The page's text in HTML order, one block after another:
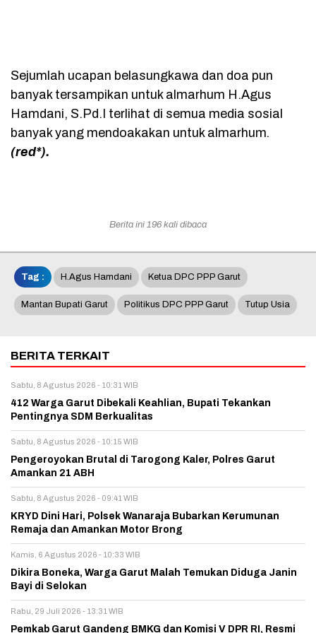
Sejumlah ucapan belasungkawa dan doa pun
banyak tersampikan untuk almarhum H.Agus
Hamdani, S.Pd.I terlihat di semua media sosial
banyak yang mendoakakan untuk almarhum.
(red*).
Berita ini 196 kali dibaca
Tag : H.Agus Hamdani Ketua DPC PPP Garut
Mantan Bupati Garut Politikus DPC PPP Garut Tutup Usia
BERITA TERKAIT
Sabtu, 8 Agustus 2026 - 10:31 WIB
412 Warga Garut Dibekali Keahlian, Bupati Tekankan
Pentingnya SDM Berkualitas
Sabtu, 8 Agustus 2026 - 10:15 WIB
Pengeroyokan Brutal di Tarogong Kaler, Polres Garut
Amankan 21 ABH
Sabtu, 8 Agustus 2026 - 09:41 WIB
KRYD Dini Hari, Polsek Wanaraja Bubarkan Kerumunan
Remaja dan Amankan Motor Brong
Kamis, 6 Agustus 2026 - 10:33 WIB
Dikira Boneka, Warga Garut Malah Temukan Diduga Janin
Bayi di Selokan
Rabu, 29 Juli 2026 - 13:31 WIB
Pemkab Garut Gandeng BMKG dan Komisi V DPR RI, Resmi